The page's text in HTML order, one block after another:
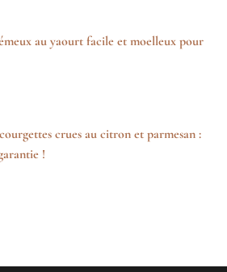
au yaourt facile et moelleux pour
crues au citron et parmesan :
!